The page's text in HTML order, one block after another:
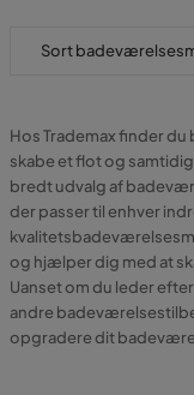
Sort
Hos Trademax finder
skabe et flot og
bredt udvalg af
der passer til enhver
og hjælper dig med at
Uanset om du leder
andre
opgradere dit